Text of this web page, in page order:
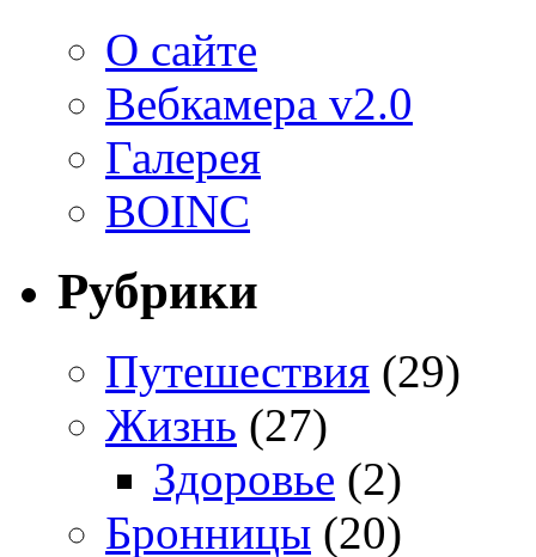
О сайте
Вебкамера v2.0
Галерея
BOINC
Рубрики
Путешествия (29)
Жизнь (27)
Здоровье (2)
Бронницы (20)